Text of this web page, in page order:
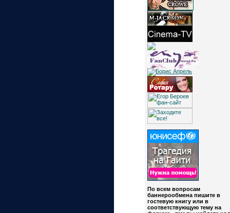
По всем вопросам
баннерообмена пишите в
гостевую книгу или в
соответствующую тему на